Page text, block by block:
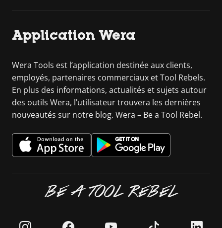
Application Wera
Wera Tools est l’application destinée aux clients,
employés, partenaires commerciaux et Tool Rebels.
En plus des informations, actualités et sujets autour
des outils Wera, l’utilisateur trouvera les dernières
nouveautés sur notre blog. Wera – Be a Tool Rebel.
BE A TOOL REBEL